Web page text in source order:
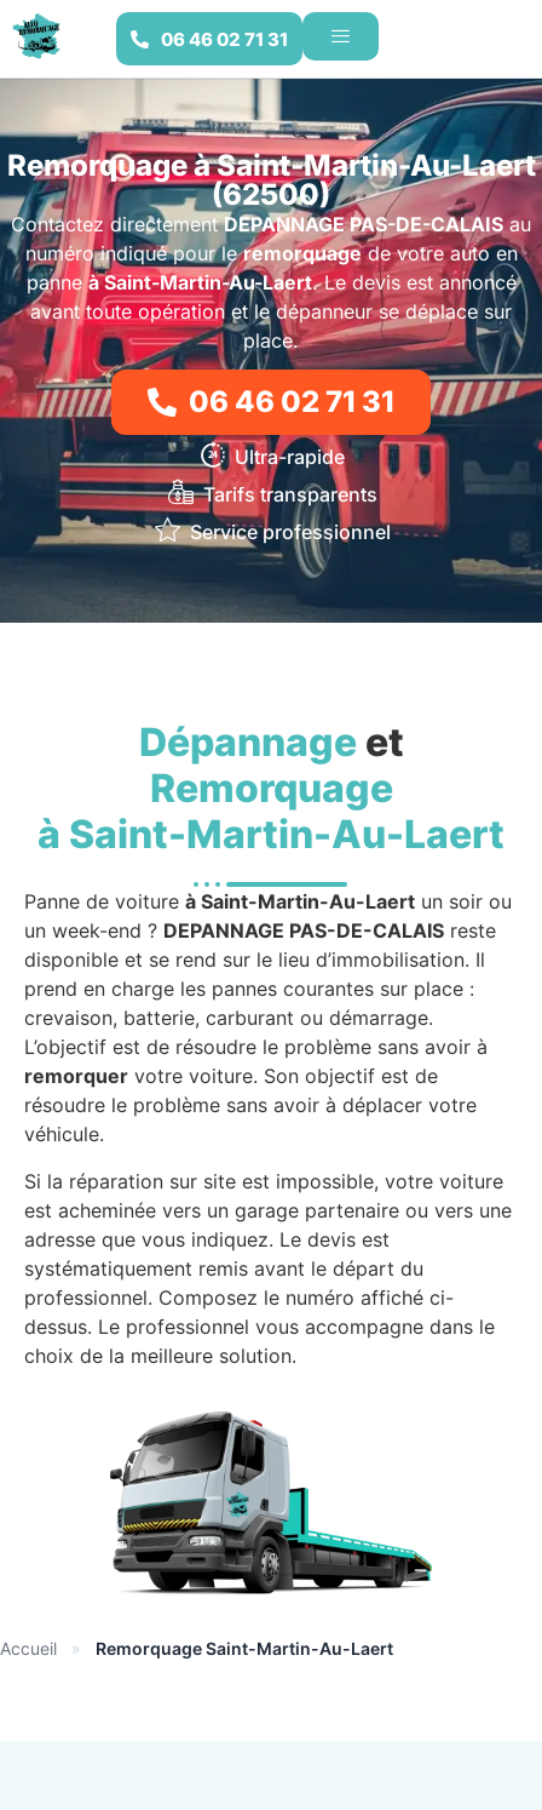
06 46 02 71 31
Remorquage à Saint-Martin-Au-Laert
(62500)
Contactez directementDEPANNAGE PAS-DE-CALAISau
numéro indiqué pour leremorquagede votre auto en
panneà Saint-Martin-Au-Laert. Le devis est annoncé
avant toute opération et le dépanneur se déplace sur
place.
06 46 02 71 31
Ultra-rapide
Tarifs transparents
Service professionnel
Dépannageet
Remorquage
à Saint-Martin-Au-Laert
Panne de voiture à Saint-Martin-Au-Laert un soir ou
un week-end ? DEPANNAGE PAS-DE-CALAIS reste
disponible et se rend sur le lieu d’immobilisation. Il
prend en charge les pannes courantes sur place :
crevaison, batterie, carburant ou démarrage.
L’objectif est de résoudre le problème sans avoir à
remorquer votre voiture. Son objectif est de
résoudre le problème sans avoir à déplacer votre
véhicule.
Si la réparation sur site est impossible, votre voiture
est acheminée vers un garage partenaire ou vers une
adresse que vous indiquez. Le devis est
systématiquement remis avant le départ du
professionnel. Composez le numéro affiché ci-
dessus. Le professionnel vous accompagne dans le
choix de la meilleure solution.
Accueil » Remorquage Saint-Martin-Au-Laert